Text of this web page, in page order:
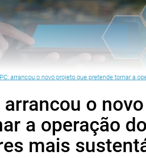
arrancou o novo projeto que pretende tornar a
o
a operação
mais